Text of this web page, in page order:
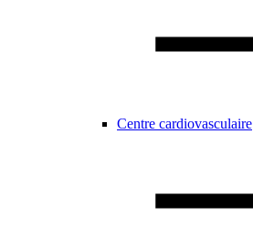
Centre cardiovasculaire